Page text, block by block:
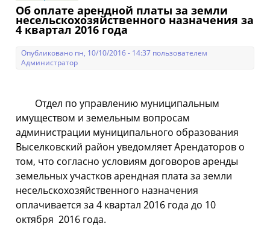
Об оплате арендной платы за земли
несельскохозяйственного назначения за
4 квартал 2016 года
Опубликовано пн, 10/10/2016 - 14:37 пользователем
Администратор
Отдел по управлению муниципальным
имуществом и земельным вопросам
администрации муниципального образования
Выселковский район уведомляет Арендаторов о
том, что согласно условиям договоров аренды
земельных участков арендная плата за земли
несельскохозяйственного назначения
оплачивается за 4 квартал 2016 года до 10
октября 2016 года.